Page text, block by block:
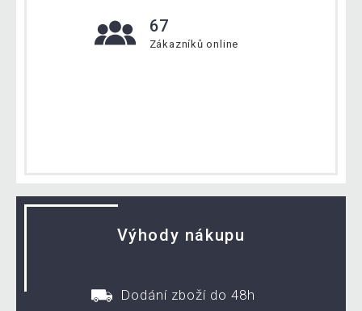
67
Zákazníků online
Výhody nákupu
Dodání zboží do 48h